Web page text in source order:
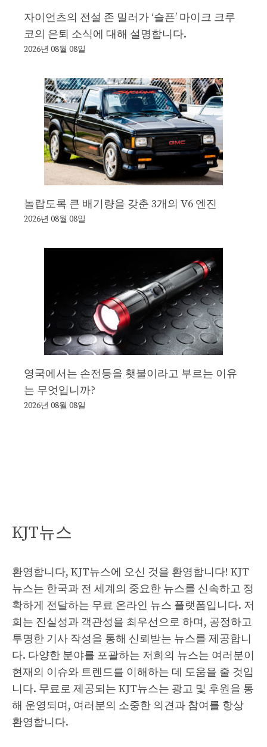
자이언츠의 전설 존 밀러가 ‘슬픈’ 마이크 크루
코의 은퇴 소식에 대해 설명합니다.
2026년 08월 08일
놀랍도록 큰 배기량을 갖춘 3개의 V6 엔진
2026년 08월 08일
영국에서는 손전등을 횃불이라고 부르는 이유
는 무엇입니까?
2026년 08월 08일
KJT뉴스
환영합니다, KJT뉴스에 오신 것을 환영합니다! KJT
뉴스는 한국과 전 세계의 중요한 뉴스를 신속하고 정
확하게 전달하는 무료 온라인 뉴스 플랫폼입니다. 저
희는 진실성과 객관성을 최우선으로 하며, 공정하고
투명한 기사 작성을 통해 신뢰받는 뉴스를 제공합니
다. 다양한 분야를 포괄하는 저희의 뉴스는 여러분이
현재의 이슈와 트렌드를 이해하는 데 도움을 줄 것입
니다. 무료로 제공되는 KJT뉴스는 광고 및 후원을 통
해 운영되며, 여러분의 소중한 의견과 참여를 항상
환영합니다.